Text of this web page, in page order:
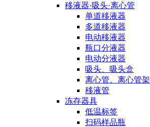
移液器·吸头·离心管
单道移液器
多道移液器
电动移液器
瓶口分液器
电动分液器
吸头、吸头盒
离心管、离心管架
移液管
冻存器具
低温标签
扫码样品瓶